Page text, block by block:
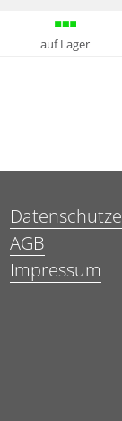
auf Lager
AGB
Impressum